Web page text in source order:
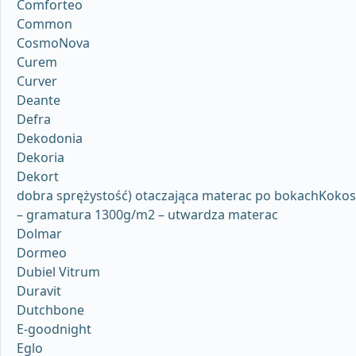
Comforteo
Common
CosmoNova
Curem
Curver
Deante
Defra
Dekodonia
Dekoria
Dekort
dobra sprężystość) otaczająca materac po bokachKokos
– gramatura 1300g/m2 – utwardza materac
Dolmar
Dormeo
Dubiel Vitrum
Duravit
Dutchbone
E-goodnight
Eglo